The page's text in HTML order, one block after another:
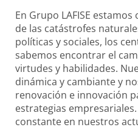
En Grupo LAFISE
de las catástrofes
políticas y sociales, los
sabemos encontrar el
virtudes y habilidades.
dinámica y cambiante y
renovación e innovación
estrategias
constante en nuestros